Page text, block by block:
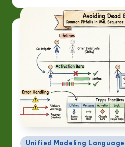
Posted
Unified Modeling Language